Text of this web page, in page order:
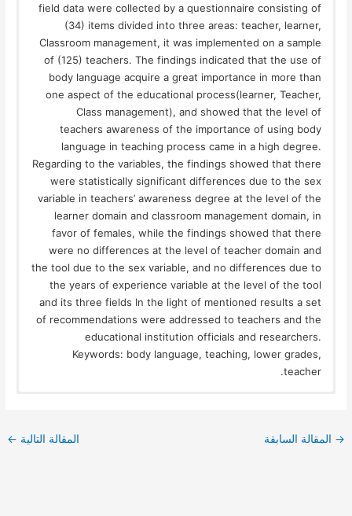
field data were collected by a questionnaire consisting of
(34) items divided into three areas: teacher, learner,
Classroom management, it was implemented on a sample
of (125) teachers. The findings indicated that the use of
body language acquire a great importance in more than
one aspect of the educational process(learner, Teacher,
Class management), and showed that the level of
teachers awareness of the importance of using body
language in teaching process came in a high degree.
Regarding to the variables, the findings showed that there
were statistically significant differences due to the sex
variable in teachers’ awareness degree at the level of the
learner domain and classroom management domain, in
favor of females, while the findings showed that there
were no differences at the level of teacher domain and
the tool due to the sex variable, and no differences due to
the years of experience variable at the level of the tool
and its three fields In the light of mentioned results a set
of recommendations were addressed to teachers and the
educational institution officials and researchers.
Keywords: body language, teaching, lower grades,
teacher.
→ المقالة السابقة المقالة التالية ←